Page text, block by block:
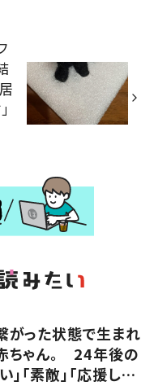
がった状態で生まれ
ちゃん。 24年後の
」「素敵」「応援して